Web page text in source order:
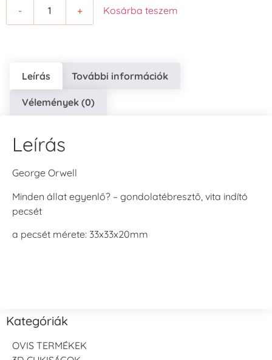
- + Kosárba teszem
Leírás További információk
Vélemények (0)
Leírás
George Orwell
Minden állat egyenlő? – gondolatébresztő, vita indító
pecsét
a pecsét mérete: 33x33x20mm
Kategóriák
OVIS TERMÉKEK